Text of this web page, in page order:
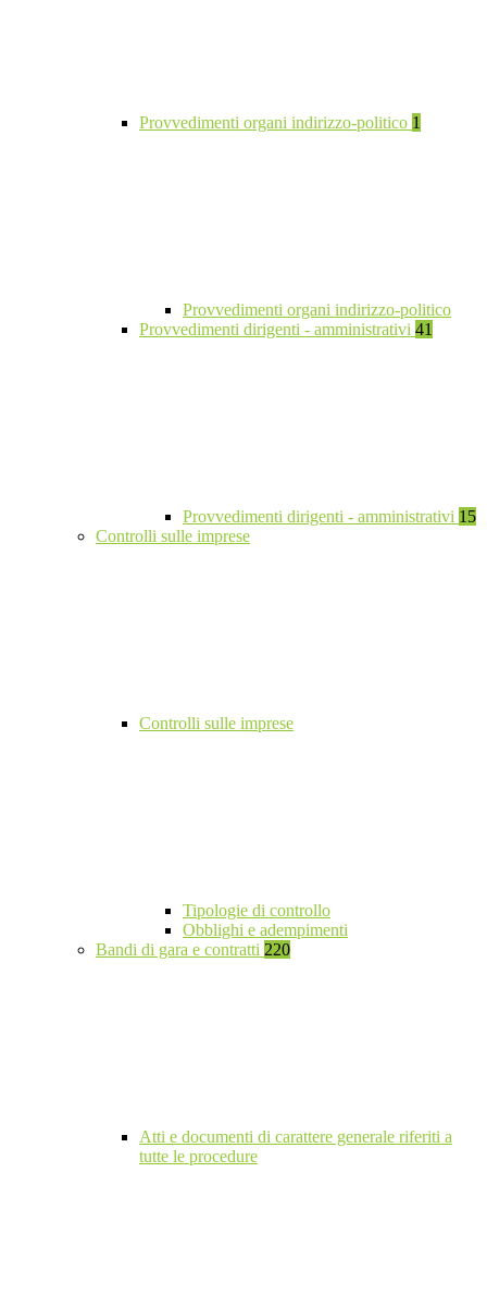
Provvedimenti organi indirizzo-politico 1
Provvedimenti organi indirizzo-politico
Provvedimenti dirigenti - amministrativi 41
Provvedimenti dirigenti - amministrativi 15
Controlli sulle imprese
Controlli sulle imprese
Tipologie di controllo
Obblighi e adempimenti
Bandi di gara e contratti 220
Atti e documenti di carattere generale riferiti a
tutte le procedure